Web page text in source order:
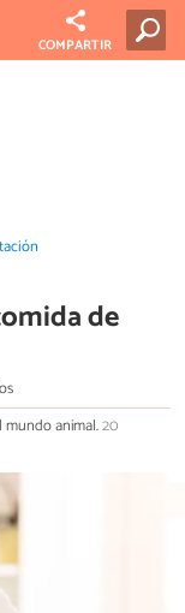
COMPARTIR
de
mundo animal.20